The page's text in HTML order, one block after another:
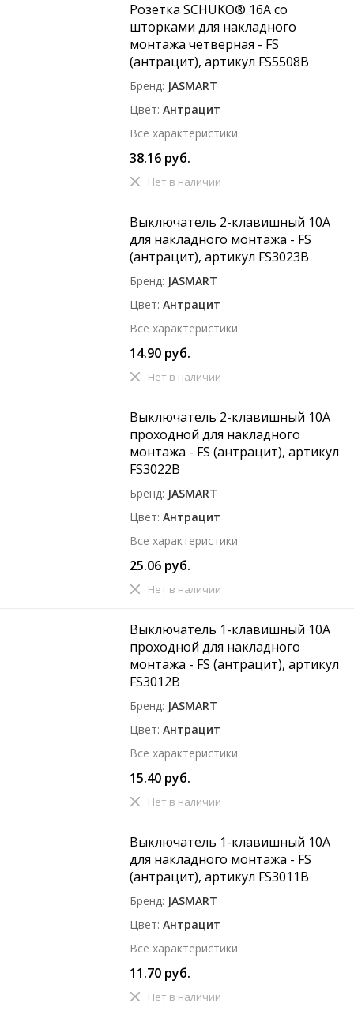
Розетка SCHUKO® 16A со
шторками для накладного
монтажа четверная - FS
(антрацит), артикул FS5508B
Бренд JASMART
Цвет Антрацит
Все характеристики
38.16 руб.
Нет в наличии
Выключатель 2-клавишный 10A
для накладного монтажа - FS
(антрацит), артикул FS3023B
Бренд JASMART
Цвет Антрацит
Все характеристики
14.90 руб.
Нет в наличии
Выключатель 2-клавишный 10A
проходной для накладного
монтажа - FS (антрацит), артикул
FS3022B
Бренд JASMART
Цвет Антрацит
Все характеристики
25.06 руб.
Нет в наличии
Выключатель 1-клавишный 10A
проходной для накладного
монтажа - FS (антрацит), артикул
FS3012B
Бренд JASMART
Цвет Антрацит
Все характеристики
15.40 руб.
Нет в наличии
Выключатель 1-клавишный 10A
для накладного монтажа - FS
(антрацит), артикул FS3011B
Бренд JASMART
Цвет Антрацит
Все характеристики
11.70 руб.
Нет в наличии